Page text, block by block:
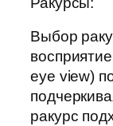
Выбор
eye view)
ракурс